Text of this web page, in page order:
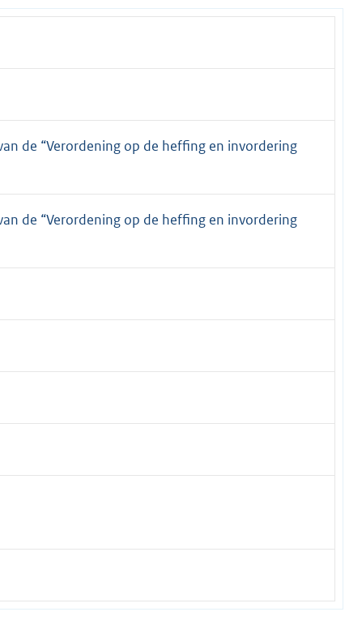
de “Verordening op de heffing en invordering
de “Verordening op de heffing en invordering